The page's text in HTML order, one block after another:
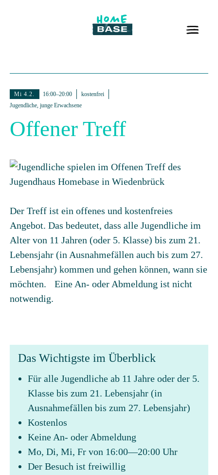
Mi 4.2. 16:00–20:00
kostenfrei
Jugendliche, junge Erwachsene
Offener Treff
Der Treff ist ein offenes und kostenfreies
Angebot. Das bedeutet, dass alle Jugendliche im
Alter von 11 Jahren (oder 5. Klasse) bis zum 21.
Lebensjahr (in Ausnahmefällen auch bis zum 27.
Lebensjahr) kommen und gehen können, wann sie
möchten. Eine An- oder Abmeldung ist nicht
notwendig.
Das Wichtigste im Überblick
Für alle Jugendliche ab 11 Jahre oder der 5.
Klasse bis zum 21. Lebensjahr (in
Ausnahmefällen bis zum 27. Lebensjahr)
Kostenlos
Keine An- oder Abmeldung
Mo, Di, Mi, Fr von 16:00—20:00 Uhr
Der Besuch ist freiwillig